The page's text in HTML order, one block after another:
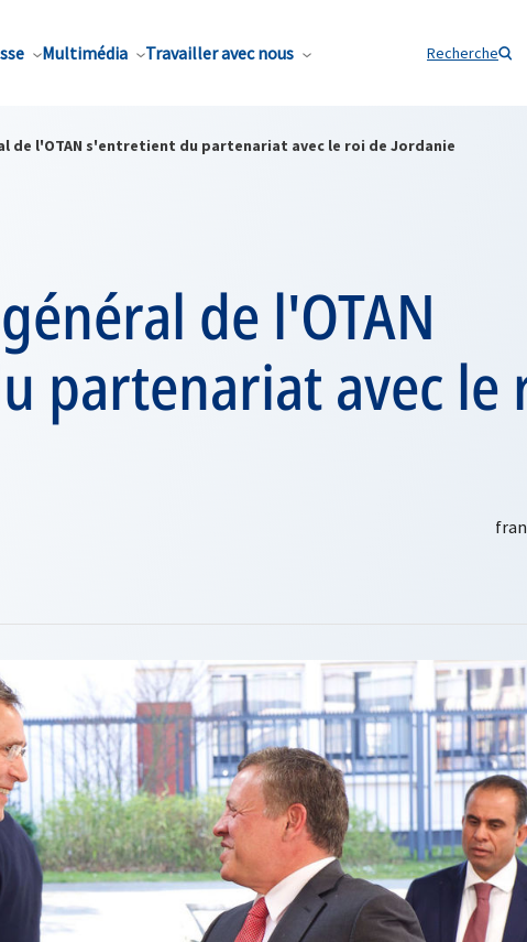
Multimédia Travailler avec nous Recherche
de l'OTAN s'entretient du partenariat avec le roi de Jordanie
de l'OTAN
partenariat avec le